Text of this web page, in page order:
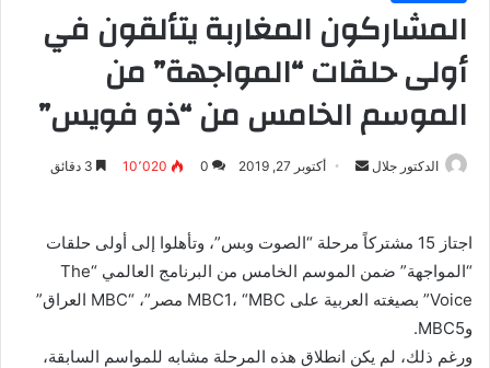
المشاركون المغاربة يتألقون في
أولى حلقات “المواجهة” من
الموسم الخامس من “ذو فويس”
الدكتور جلال
أرسل أكتوبر 27, 2019 0 10٬020
اجتاز 15 مشتركاً مرحلة “الصوت وبس”، وتأهلوا إلى أولى حلقات
“المواجهة” ضمن الموسم الخامس من البرنامج العالمي “The
Voice” بصيغته العربية على MBC1، “MBC مصر”، “MBC العراق”
وMBC5.
ورغم ذلك، لم يكن انطلاق هذه المرحلة مشابه للمواسم السابقة،